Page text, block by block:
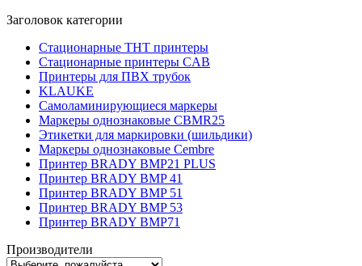
Заголовок категории
Стационарные THT принтеры
Стационарные принтеры CAB
Принтеры для ПВХ трубок
KLAUKE
Самоламинирующиеся маркеры
Маркеры однознаковые CBMR25
Этикетки для маркировки (шильдики)
Маркеры однознаковые Cembre
Принтер BRADY BMP21 PLUS
Принтер BRADY BMP 41
Принтер BRADY BMP 51
Принтер BRADY BMP 53
Принтер BRADY BMP71
Производители